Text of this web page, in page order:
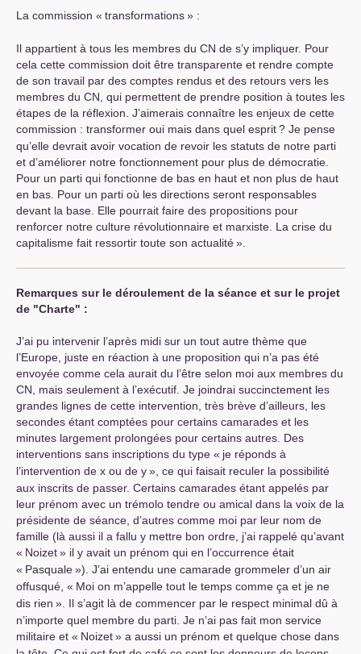
La commission « transformations» :
Il appartient à tous les membres du CN de s’y impliquer. Pour
cela cette commission doit être transparente et rendre compte
de son travail par des comptes rendus et des retours vers les
membres du CN , qui permettent de prendre position à toutes les
étapes de la réflexion. J’aimerais connaître les enjeux de cette
commission : transformer oui mais dans quel esprit? Je pense
qu’elle devrait avoir vocation de revoir les statuts de notre parti
et d’améliorer notre fonctionnement pour plus de démocratie.
Pour un parti qui fonctionne de bas en haut et non plus de haut
en bas. Pour un parti où les directions seront responsables
devant la base. Elle pourrait faire des propositions pour
renforcer notre culture révolutionnaire et marxiste. La crise du
capitalisme fait ressortir toute son actualité».
Remarques sur le déroulement de la séance et sur le projet
de "Charte" :
J’ai pu intervenir l’après midi sur un tout autre thème que
l’Europe, juste en réaction à une proposition qui n’a pas été
envoyée comme cela aurait du l’être selon moi aux membres du
CN , mais seulement à l’exécutif. Je joindrai succinctement les
grandes lignes de cette intervention, très brève d’ailleurs, les
secondes étant comptées pour certains camarades et les
minutes largement prolongées pour certains autres. Des
interventions sans inscriptions du type « je réponds à
l’intervention de x ou de y», ce qui faisait reculer la possibilité
aux inscrits de passer. Certains camarades étant appelés par
leur prénom avec un trémolo tendre ou amical dans la voix de la
présidente de séance, d’autres comme moi par leur nom de
famille (là aussi il a fallu y mettre bon ordre, j’ai rappelé qu’avant
« Noizet» il y avait un prénom qui en l’occurrence était
« Pasquale»). J’ai entendu une camarade grommeler d’un air
offusqué, « Moi on m’appelle tout le temps comme ça et je ne
dis rien ». Il s’agit là de commencer par le respect minimal dû à
n’importe quel membre du parti. Je n’ai pas fait mon service
militaire et « Noizet» a aussi un prénom et quelque chose dans